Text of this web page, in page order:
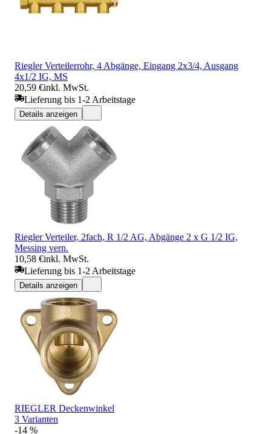
Riegler Verteilerrohr, 4 Abgänge, Eingang 2x3/4, Ausgang
4x1/2 IG, MS
20,59 €inkl. MwSt.
Lieferung bis 1-2 Arbeitstage
Details anzeigen
Riegler Verteiler, 2fach, R 1/2 AG, Abgänge 2 x G 1/2 IG,
Messing vern.
10,58 €inkl. MwSt.
Lieferung bis 1-2 Arbeitstage
Details anzeigen
RIEGLER Deckenwinkel
3 Varianten
-14 %